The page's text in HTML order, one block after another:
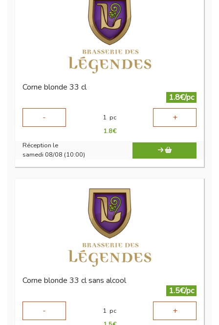
Corne blonde 33 cl
1.8€/pc
-
1 pc +
1.8€
Réception le
samedi 08/08 (10:00)
Corne blonde 33 cl sans alcool
1.5€/pc
-
1 pc +